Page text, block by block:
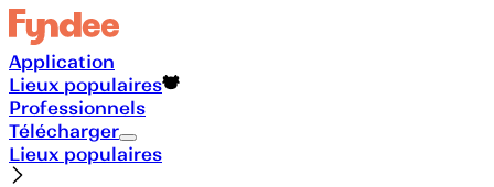
Application
Lieux populaires
Professionnels
Télécharger
Lieux populaires